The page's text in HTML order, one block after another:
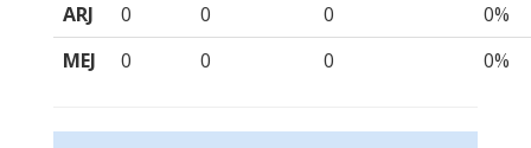
ARJ
0 0 0
0%
MEJ
0 0 0 0%